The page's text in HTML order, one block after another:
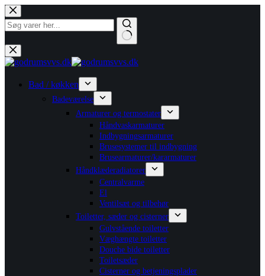
Fortsæt
til
indhold
Ingen
resultater
Bad / køkken
Badeværelse
Armaturer og termostater
Håndvaskarmaturer
Indbygningsarmaturer
Brusesystemer til indbygning
Brusearmaturer/kararmaturer
Håndklæderadiatorer
Centralvarme
El
Ventilsæt og tilbehør
Toiletter, sæder og cisterner
Gulvstående toiletter
Væghængte toiletter
Douche bide toiletter
Toiletsæder
Cisterner og betjeningsplader